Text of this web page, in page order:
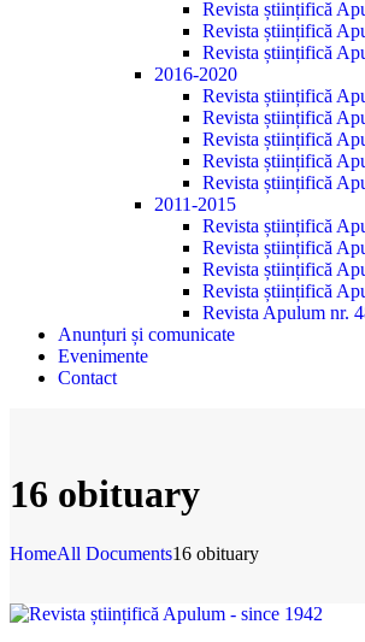
Revista științifică
Revista științifică
Revista științifică
2016-2020
Revista științifică
Revista științifică
Revista științifică
Revista științifică
Revista științifică
2011-2015
Revista științifică
Revista științifică
Revista științifică
Revista științifică
Revista Apulum nr.
Anunțuri și comunicate
Evenimente
Contact
16 obituary
HomeAll Documents16 obituary